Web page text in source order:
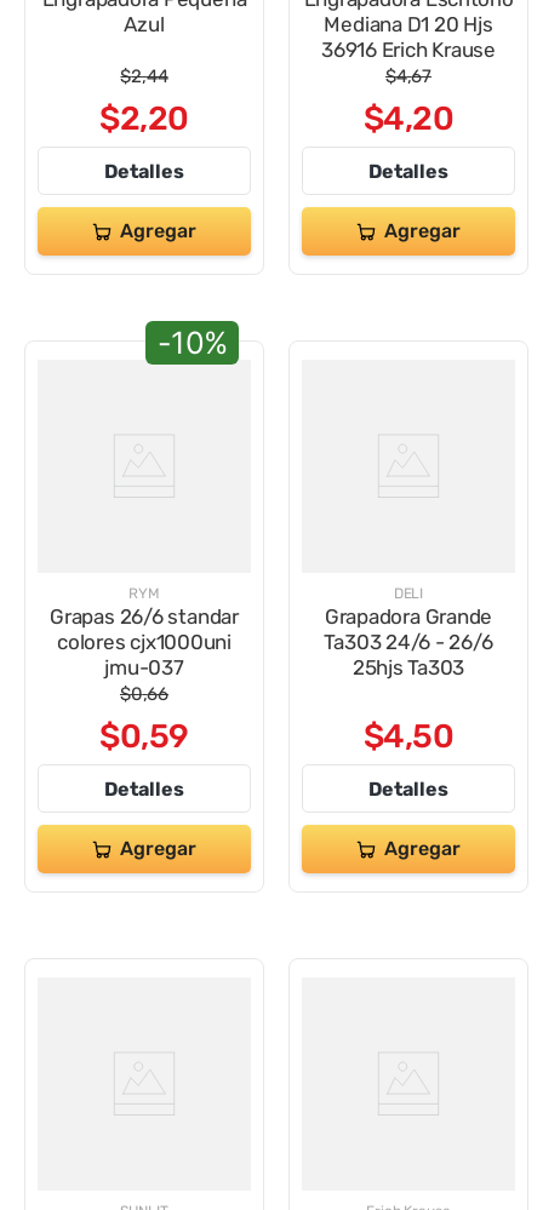
Azul
$2,44
$2,20
Detalles
Agregar
Mediana D1 20 Hjs
36916 Erich Krause
$4,67
$4,20
Detalles
Agregar
-10%
RYM
Grapas 26/6 standar
colores cjx1000uni
jmu-037
$0,66
$0,59
Detalles
Agregar
DELI
Grapadora Grande
Ta303 24/6 - 26/6
25hjs Ta303
$4,50
Detalles
Agregar